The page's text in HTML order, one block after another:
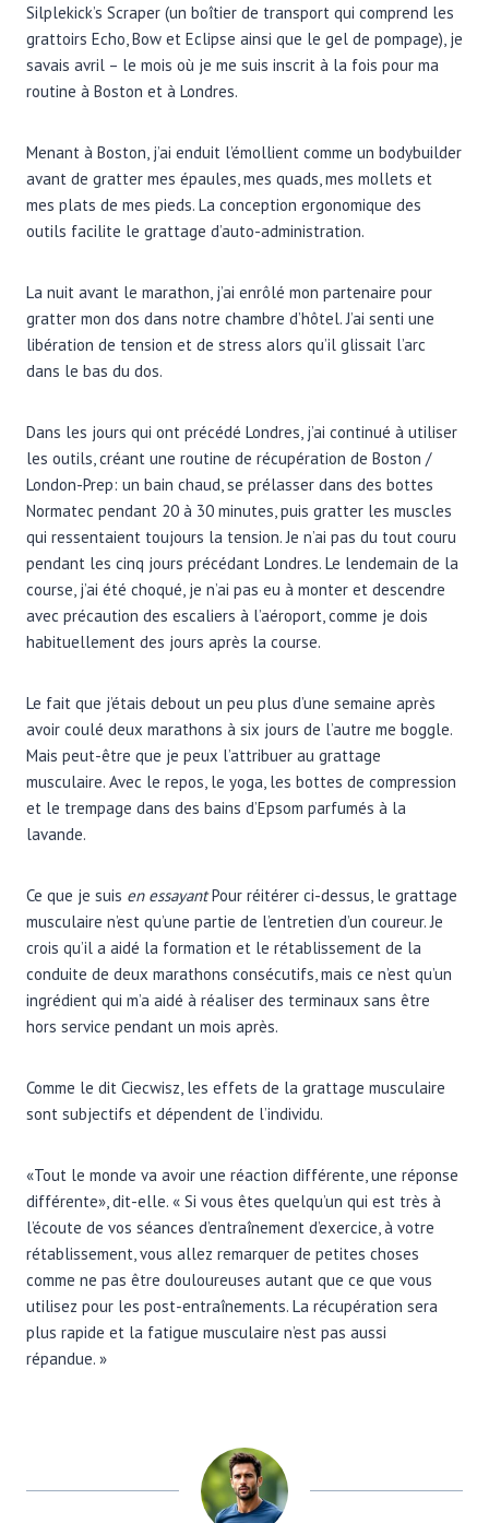
Silplekick’s Scraper (un boîtier de transport qui comprend les
grattoirs Echo, Bow et Eclipse ainsi que le gel de pompage), je
savais avril – le mois où je me suis inscrit à la fois pour ma
routine à Boston et à Londres.
Menant à Boston, j’ai enduit l’émollient comme un bodybuilder
avant de gratter mes épaules, mes quads, mes mollets et
mes plats de mes pieds. La conception ergonomique des
outils facilite le grattage d’auto-administration.
La nuit avant le marathon, j’ai enrôlé mon partenaire pour
gratter mon dos dans notre chambre d’hôtel. J’ai senti une
libération de tension et de stress alors qu’il glissait l’arc
dans le bas du dos.
Dans les jours qui ont précédé Londres, j’ai continué à utiliser
les outils, créant une routine de récupération de Boston /
London-Prep: un bain chaud, se prélasser dans des bottes
Normatec pendant 20 à 30 minutes, puis gratter les muscles
qui ressentaient toujours la tension. Je n’ai pas du tout couru
pendant les cinq jours précédant Londres. Le lendemain de la
course, j’ai été choqué, je n’ai pas eu à monter et descendre
avec précaution des escaliers à l’aéroport, comme je dois
habituellement des jours après la course.
Le fait que j’étais debout un peu plus d’une semaine après
avoir coulé deux marathons à six jours de l’autre me boggle.
Mais peut-être que je peux l’attribuer au grattage
musculaire. Avec le repos, le yoga, les bottes de compression
et le trempage dans des bains d’Epsom parfumés à la
lavande.
Ce que je suis en essayantPour réitérer ci-dessus, le grattage
musculaire n’est qu’une partie de l’entretien d’un coureur. Je
crois qu’il a aidé la formation et le rétablissement de la
conduite de deux marathons consécutifs, mais ce n’est qu’un
ingrédient qui m’a aidé à réaliser des terminaux sans être
hors service pendant un mois après.
Comme le dit Ciecwisz, les effets de la grattage musculaire
sont subjectifs et dépendent de l’individu.
«Tout le monde va avoir une réaction différente, une réponse
différente», dit-elle. « Si vous êtes quelqu’un qui est très à
l’écoute de vos séances d’entraînement d’exercice, à votre
rétablissement, vous allez remarquer de petites choses
comme ne pas être douloureuses autant que ce que vous
utilisez pour les post-entraînements. La récupération sera
plus rapide et la fatigue musculaire n’est pas aussi
répandue. »